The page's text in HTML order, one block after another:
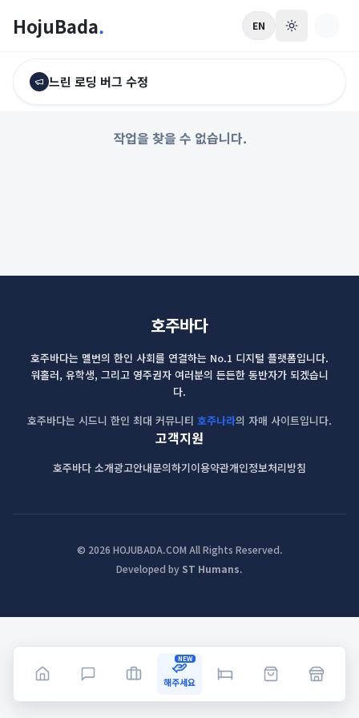
HojuBada. EN
느린 로딩 버그 수정
작업을 찾을 수 없습니다.
호주바다
호주바다는 멜번의 한인 사회를 연결하는 No.1 디지털 플랫폼입니다.
워홀러, 유학생, 그리고 영주권자 여러분의 든든한 동반자가 되겠습니
다.
호주바다는 시드니 한인 최대 커뮤니티 호주나라의 자매 사이트입니다.
고객지원
호주바다 소개광고안내문의하기이용약관개인정보처리방침
© 2026 HOJUBADA.COM All Rights Reserved.
Developed by ST Humans.
NEW
해주세요